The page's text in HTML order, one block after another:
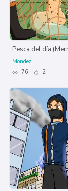
Pesca del día
Mondez
76
2